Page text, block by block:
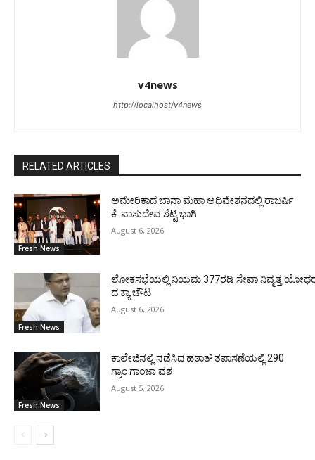
v4news
http://localhost/v4news
RELATED ARTICLES
Fresh News
ಅಮೇರಿಕಾದ ಬಾನಾ ಮಹಾ ಅಧಿವೇಶನದಲ್ಲಿ ರಾಜರ್ಷಿ
ಕೆ. ವಾಸುದೇವ ಶೆಟ್ಟಿ ಭಾಗಿ
August 6, 2026
Fresh News
ಲೋಕಸಭೆಯಲ್ಲಿ ನಿಯಮ 377ರಡಿ ಸೇವಾ ನಿವೃತ್ತ ಯೋಧರ
ದ ಕ್ಯಾ.ಚೌಟ
August 6, 2026
Fresh News
ಕಾಲೇಜಿನಲ್ಲಿ ನಡೆಸಿದ ಹಠಾತ್ ತಪಾಸಣೆಯಲ್ಲಿ 290
ಗ್ರಾಂ ಗಾಂಜಾ ವಶ
August 5, 2026